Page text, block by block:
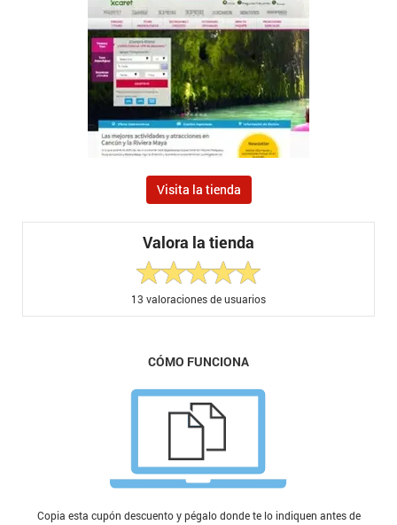
Visita la tienda
Valora la tienda
13 valoraciones de usuarios
CÓMO FUNCIONA
Copia esta cupón descuento y pégalo donde te lo indiquen antes de